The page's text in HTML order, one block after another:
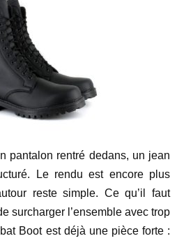
pantalon rentré dedans, un jean
Le rendu est encore plus
reste simple. Ce qu’il faut
surcharger l’ensemble avec trop
Boot est déjà une pièce forte :